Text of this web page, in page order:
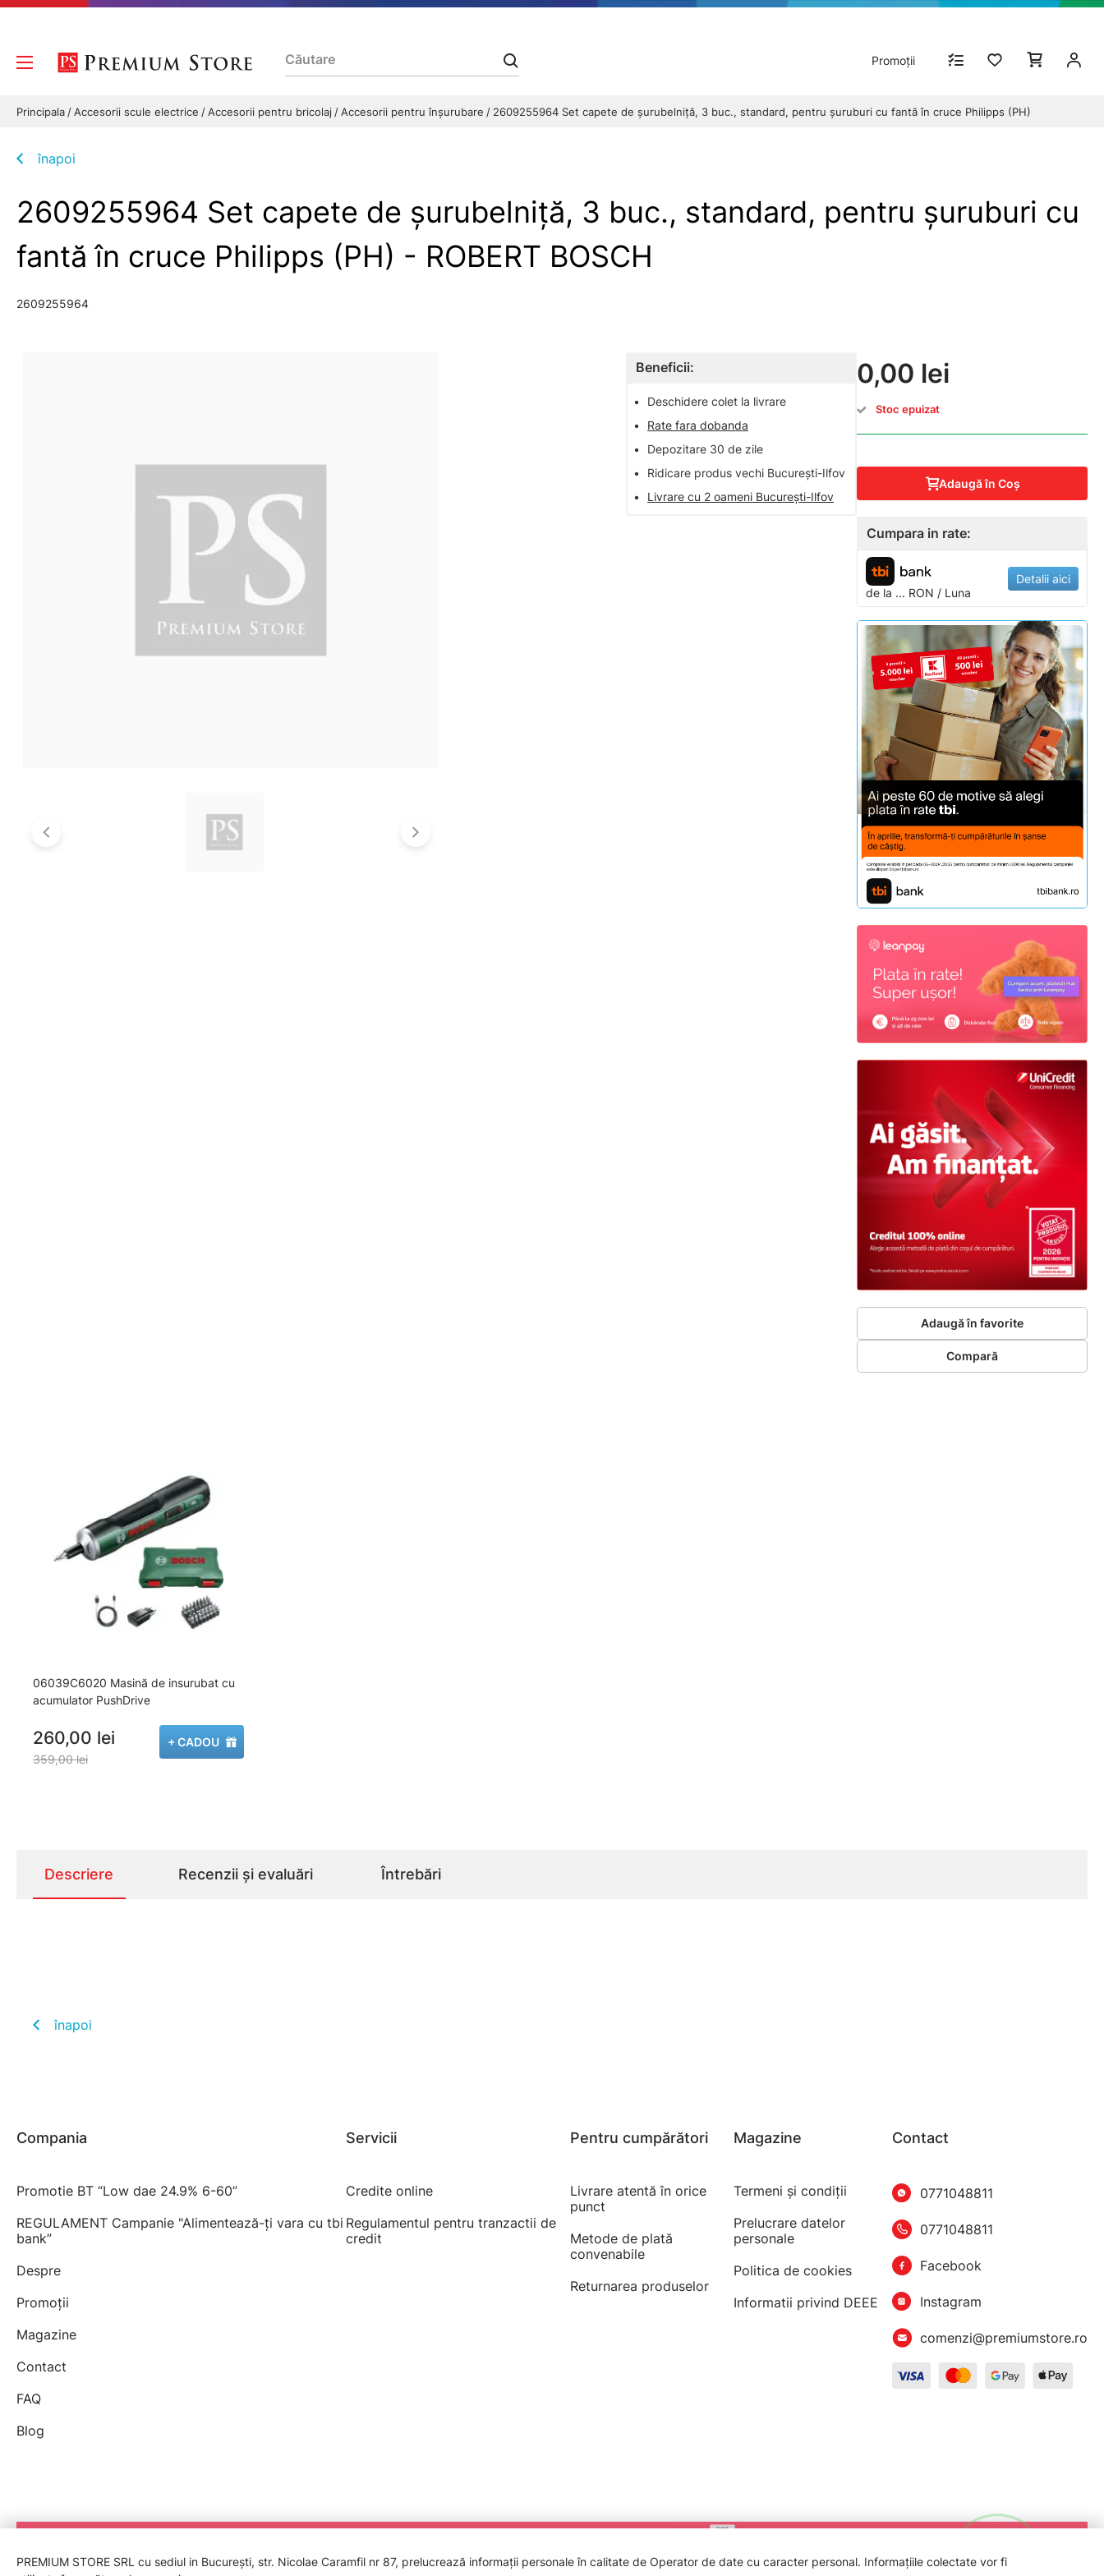
Promoții
Principala Accesorii scule electrice Accesorii pentru bricolaj Accesorii pentru înșurubare 2609255964 Set capete de şurubelniţă, 3 buc., standard, pentru şuruburi cu fantă în cruce Philipps (PH)
înapoi
2609255964 Set capete de şurubelniţă, 3 buc., standard, pentru şuruburi cu
fantă în cruce Philipps (PH) - ROBERT BOSCH
2609255964
Beneficii:
•
Deschidere colet la livrare
•
Rate fara dobanda
•
Depozitare 30 de zile
•
Ridicare produs vechi București-Ilfov
•
Livrare cu 2 oameni București-Ilfov
0,00 lei
Stoc epuizat
Adaugă în Coş
Cumpara in rate:
de la ... RON / Luna
Detalii aici
Adaugă în favorite
Compară
06039C6020 Masină de insurubat cu
acumulator PushDrive
260,00 lei
359,00 lei
+ CADOU
Descriere Recenzii și evaluări Întrebări
înapoi
Compania
Promotie BT “Low dae 24.9% 6-60”
REGULAMENT Campanie "Alimentează-ți vara cu tbi
bank”
Despre
Promoții
Magazine
Contact
FAQ
Blog
Servicii
Credite online
Regulamentul pentru tranzactii de
credit
Pentru cumpărători
Livrare atentă în orice
punct
Metode de plată
convenabile
Returnarea produselor
Magazine
Termeni şi condiţii
Prelucrare datelor
personale
Politica de cookies
Informatii privind DEEE
Contact
0771048811
0771048811
Facebook
Instagram
comenzi@premiumstore.ro
PREMIUM STORE SRL cu sediul in București, str. Nicolae Caramfil nr 87, prelucrează informații personale în calitate de Operator de date cu caracter personal. Informațiile colectate vor fi